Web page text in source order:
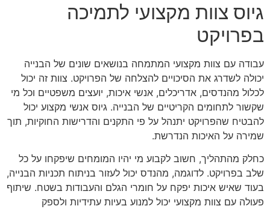
גיוס צוות מקצועי לתמיכה
בפרויקט
עבודה עם צוות מקצועי המתמחה בנושאים שונים של הבנייה
יכולה לשדרג את הסיכויים להצלחה של הפרויקט. צוות זה יכול
לכלול מהנדסים, אדריכלים, אנשי איכות, יועצים משפטיים וכל מי
שקשור לתחומים הקריטיים של הבנייה. גיוס אנשי מקצוע יכול
להבטיח שהפרויקט יתנהל על פי התקנים והדרישות החוקיות, תוך
שמירה על האיכות הנדרשת.
כחלק מהתהליך, חשוב לקבוע מי יהיו המומחים שיפקחו על כל
שלב בפרויקט. לדוגמה, מהנדס יכול לעזור בניתוח תכניות הבנייה,
בעוד שאיש איכות יפקח על חומרי הגלם והעבודות בשטח. שיתוף
פעולה עם צוות מקצועי יכול למנוע בעיות עתידיות ולספק